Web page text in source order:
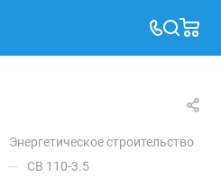
Энергетическое строительство
— СВ 110-3.5